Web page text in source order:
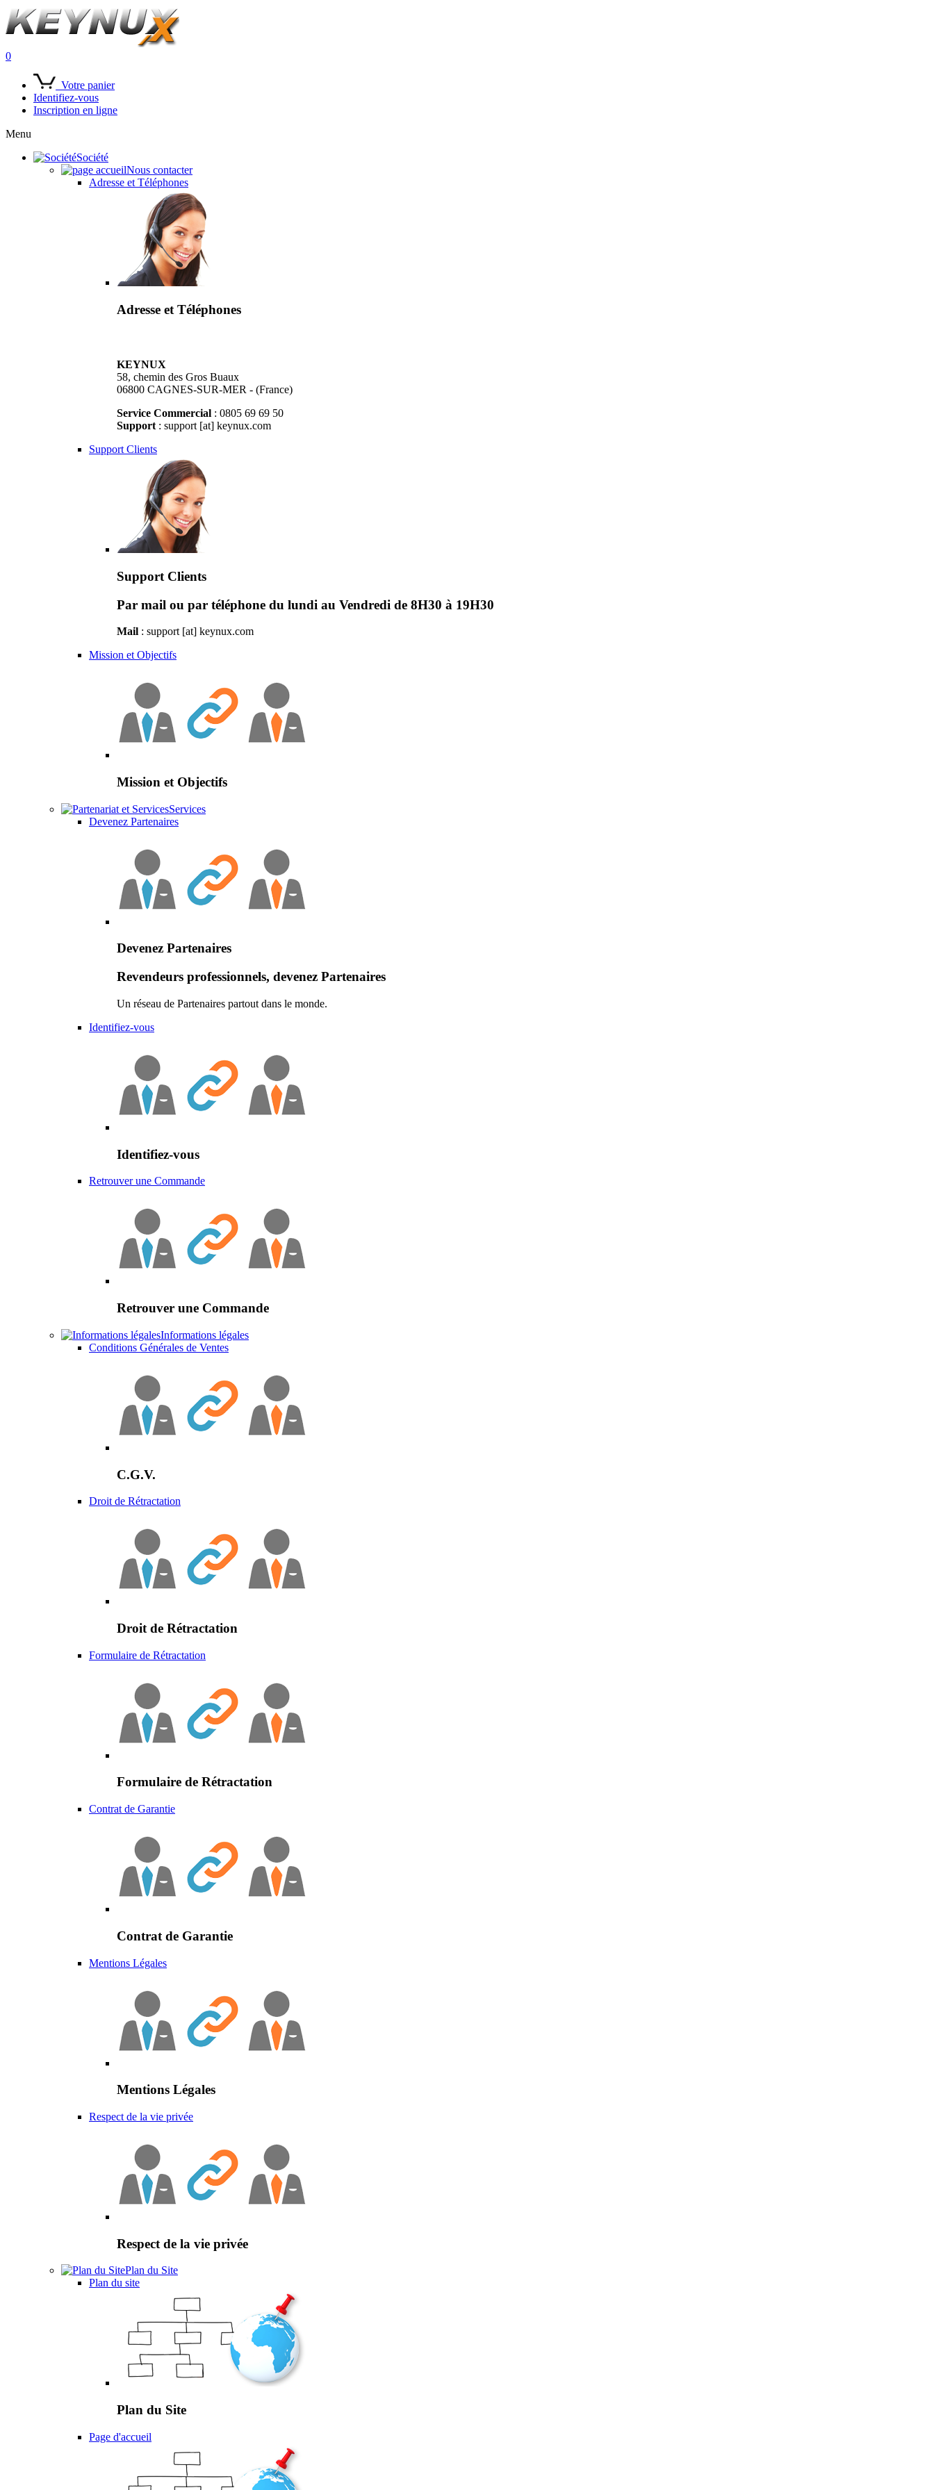
0
Votre panier
Identifiez-vous
Inscription en ligne
Menu
Société
Nous contacter
Adresse et Téléphones
Adresse et Téléphones
KEYNUX
58, chemin des Gros Buaux
06800 CAGNES-SUR-MER - (France)
Service Commercial : 0805 69 69 50
Support : support [at] keynux.com
Support Clients
Support Clients
Par mail ou par téléphone du lundi au Vendredi de 8H30 à 19H30
Mail : support [at] keynux.com
Mission et Objectifs
Mission et Objectifs
Services
Devenez Partenaires
Devenez Partenaires
Revendeurs professionnels, devenez Partenaires
Un réseau de Partenaires partout dans le monde.
Identifiez-vous
Identifiez-vous
Retrouver une Commande
Retrouver une Commande
Informations légales
Conditions Générales de Ventes
C.G.V.
Droit de Rétractation
Droit de Rétractation
Formulaire de Rétractation
Formulaire de Rétractation
Contrat de Garantie
Contrat de Garantie
Mentions Légales
Mentions Légales
Respect de la vie privée
Respect de la vie privée
Plan du Site
Plan du site
Plan du Site
Page d'accueil